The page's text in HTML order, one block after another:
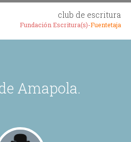
club de escritura
Fundación Escritura(s)-Fuentetaja
Amapola.